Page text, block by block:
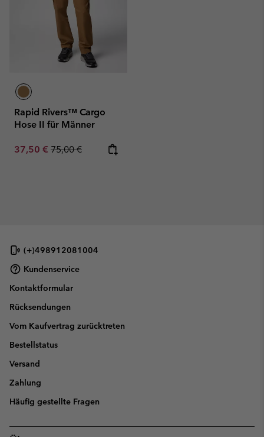
Rapid Rivers™ Cargo
Hose II für Männer
Sale price:
37,50 € Regular price:
75,00 €
(+)498912081004
Kundenservice
Kontaktformular
Rücksendungen
Vom Kaufvertrag zurücktreten
Bestellstatus
Versand
Zahlung
Häufig gestellte Fragen